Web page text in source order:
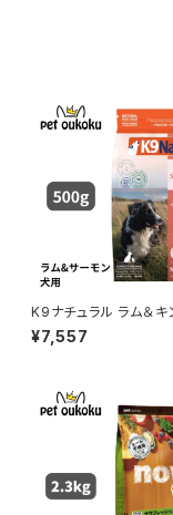
K9ナチュラル ラム＆キ
モン・フィースト 500g
¥7,557